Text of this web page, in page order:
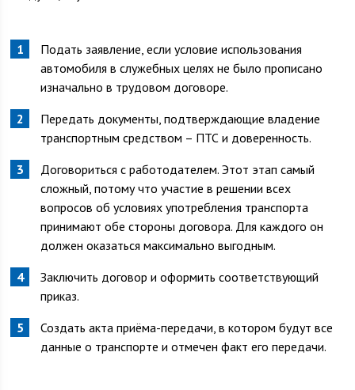
Подать заявление, если условие использования
автомобиля в служебных целях не было прописано
изначально в трудовом договоре.
Передать документы, подтверждающие владение
транспортным средством – ПТС и доверенность.
Договориться с работодателем. Этот этап самый
сложный, потому что участие в решении всех
вопросов об условиях употребления транспорта
принимают обе стороны договора. Для каждого он
должен оказаться максимально выгодным.
Заключить договор и оформить соответствующий
приказ.
Создать акта приёма-передачи, в котором будут все
данные о транспорте и отмечен факт его передачи.